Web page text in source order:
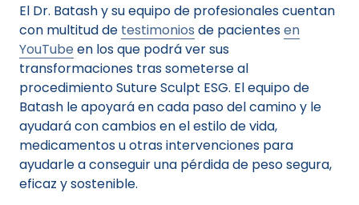
El Dr. Batash y su equipo de profesionales cuentan
con multitud de testimonios de pacientesen
YouTubeen los que podrá ver sus
transformaciones tras someterse al
procedimiento Suture Sculpt ESG. El equipo de
Batash le apoyará en cada paso del camino y le
ayudará con cambios en el estilo de vida,
medicamentos u otras intervenciones para
ayudarle a conseguir una pérdida de peso segura,
eficaz y sostenible.